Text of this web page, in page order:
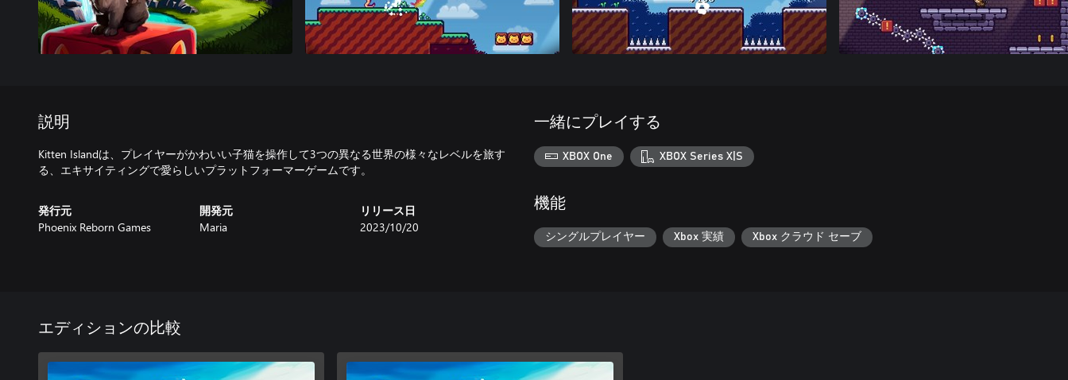
説明
Kitten Islandは、プレイヤーがかわいい子猫を操作して3つの異なる世界の様々なレベルを旅す
る、エキサイティングで愛らしいプラットフォーマーゲームです。
発行元
Phoenix Reborn Games
開発元
Maria
リリース日
2023/10/20
一緒にプレイする
XBOX One XBOX Series X|S
機能
シングルプレイヤー Xbox 実績 Xbox クラウド セーブ
エディションの比較